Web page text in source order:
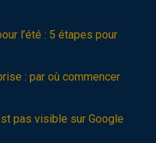
l’été : 5 étapes pour
: par où commencer
pas visible sur Google